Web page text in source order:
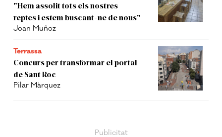
"Hem assolit tots els nostres
reptes i estem buscant-ne de nous"
Joan Muñoz
Terrassa
Concurs per transformar el portal
de Sant Roc
Pilar Màrquez